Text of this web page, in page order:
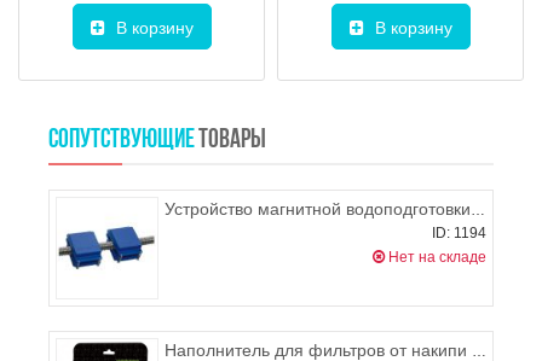
В корзину В корзину
СОПУТСТВУЮЩИЕ ТОВАРЫ
Устройство магнитной водоподготовки МВ-2
ID: 1194
Нет на складе
Наполнитель для фильтров от накипи Ecozon -100